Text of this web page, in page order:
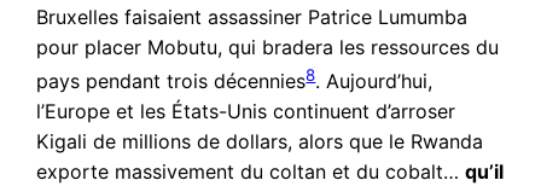
Bruxelles faisaient assassiner Patrice Lumumba
pour placer Mobutu, qui bradera les ressources du
pays pendant trois décennies8. Aujourd’hui,
l’Europe et les États-Unis continuent d’arroser
Kigali de millions de dollars, alors que le Rwanda
exporte massivement du coltan et du cobalt…qu’il